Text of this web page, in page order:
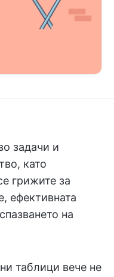
задачи и
като
грижите за
ефективната
на
таблици вече не